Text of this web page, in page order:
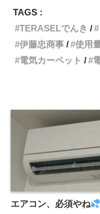
TAGS :
TERASELでんき
伊藤忠商事
使用
電気カーペット
エアコン、必須やね